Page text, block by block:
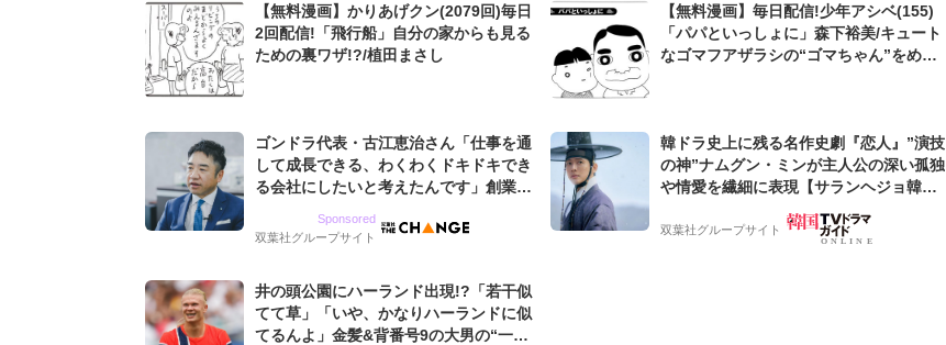
【無料漫画】かりあげクン(2079回)毎日
2回配信!「飛行船」自分の家からも見る
ための裏ワザ!?/植田まさし
【無料漫画】毎日配信!少年アシベ(155)
「パパといっしょに」森下裕美/キュート
なゴマフアザラシの“ゴマちゃん”をめぐ
ゴンドラ代表・古江恵治さん「仕事を通
して成長できる、わくわくドキドキでき
る会社にしたいと考えたんです」創業来
グ会社のアイデンティティ
Sponsored
双葉社グループサイト
韓ドラ史上に残る名作史劇『恋人』”演技
の神”ナムグン・ミンが主人公の深い孤独
や情愛を繊細に表現【サランヘジョ韓ド
双葉社グループサイト
井の頭公園にハーランド出現!?「若干似
てて草」「いや、かなりハーランドに似
てるんよ」金髪&背番号9の大男の“一人